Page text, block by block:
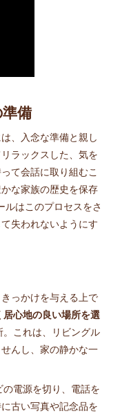
備
、入念な準備と親し
ラックスした、気を
て会話に取り組むこ
な家族の歴史を保存
はこのプロセスをさ
失われないようにす
っかけを与える上で
居心地の良い場所を選
これは、リビングル
んし、家の静かな一
の電源を切り、電話を
古い写真や記念品を